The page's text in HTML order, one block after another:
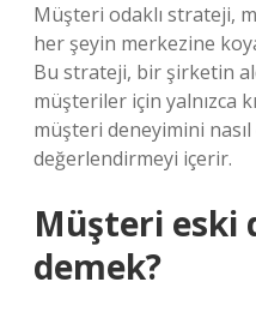
Müşteri odaklı strateji,
her şeyin merkezine
Bu strateji, bir şirketin
müşteriler için yalnızca
müşteri deneyimini nasıl
değerlendirmeyi içerir.
Müşteri eski
demek?